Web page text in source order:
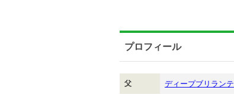
プロフィール
父 ディープブリランテ